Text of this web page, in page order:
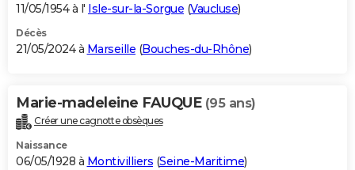
11/05/1954 à l' Isle-sur-la-Sorgue (Vaucluse)
Décès
21/05/2024 à Marseille (Bouches-du-Rhône)
Marie-madeleine FAUQUE (95 ans)
Créer une cagnotte obsèques
Naissance
06/05/1928 à Montivilliers (Seine-Maritime)